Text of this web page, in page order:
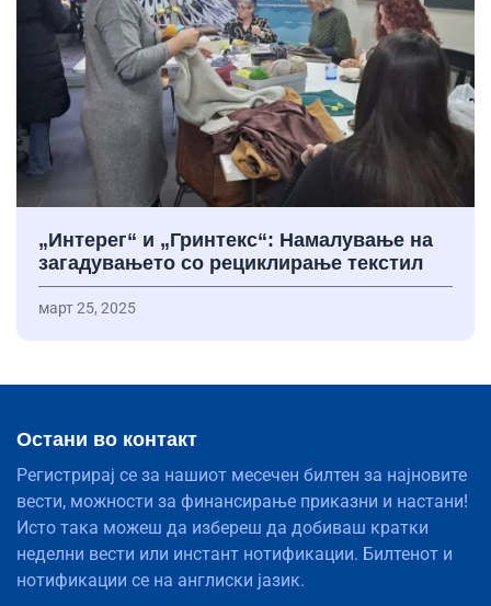
„Интерег“ и „Гринтекс“: Намалување на
загадувањето со рециклирање текстил
март 25, 2025
Остани во контакт
Регистрирај се за нашиот месечен билтен за најновите
вести, можности за финансирање приказни и настани!
Исто така можеш да избереш да добиваш кратки
неделни вести или инстант нотификации. Билтенот и
нотификации се на англиски јазик.